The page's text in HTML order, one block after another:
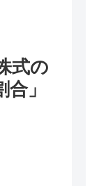
式の
」